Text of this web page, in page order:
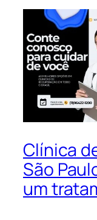
Clínica
São
um